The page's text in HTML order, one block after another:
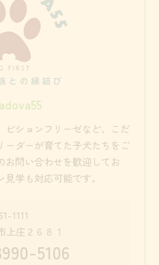
ビションフリーゼなど、こだ
ーダーが育てた子犬たちをご
お問い合わせを歓迎してお
学も対応可能です。
1111
上庄２６８１
5106